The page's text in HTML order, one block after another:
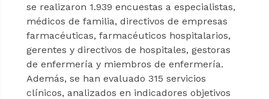
se realizaron 1.939 encuestas a especialistas,
médicos de familia, directivos de empresas
farmacéuticas, farmacéuticos hospitalarios,
gerentes y directivos de hospitales, gestoras
de enfermería y miembros de enfermería.
Además, se han evaluado 315 servicios
clínicos, analizados en indicadores objetivos